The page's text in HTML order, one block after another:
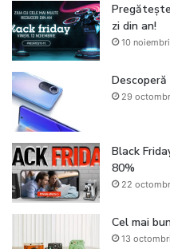
zi din an!
10
29
Black
80%
22
Cel mai
13